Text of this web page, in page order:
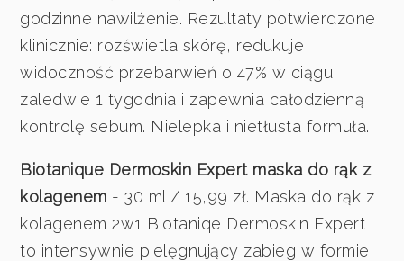
godzinne nawilżenie. Rezultaty potwierdzone
klinicznie: rozświetla skórę, redukuje
widoczność przebarwień o 47% w ciągu
zaledwie 1 tygodnia i zapewnia całodzienną
kontrolę sebum. Nielepka i nietłusta formuła.
Biotanique Dermoskin Expert maska do rąk z
kolagenem - 30 ml / 15,99 zł. Maska do rąk z
kolagenem 2w1 Biotaniqe Dermoskin Expert
to intensywnie pielęgnujący zabieg w formie